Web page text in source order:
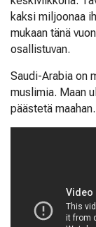
kaksi miljoonaa
mukaan tänä
osallistuvan.
Saudi-Arabia on
muslimia. Maan
päästetä maahan.